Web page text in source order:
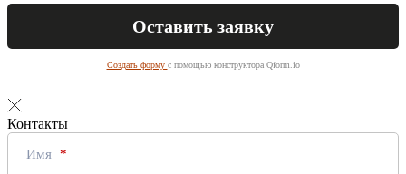
Создать форму с помощью конструктора Qform.io
Контакты
Имя